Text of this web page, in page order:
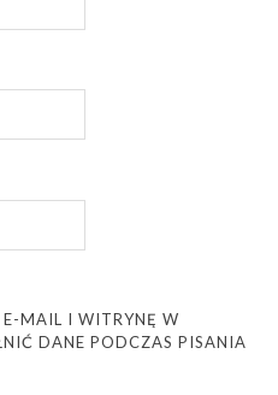
E-MAIL I WITRYNĘ W
DANE PODCZAS PISANIA